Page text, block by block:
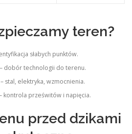
teren?
słabych punktów.
– dobór technologii do terenu.
– stal, elektryka, wzmocnienia.
kontrola prześwitów i napięcia.
przed dzikami